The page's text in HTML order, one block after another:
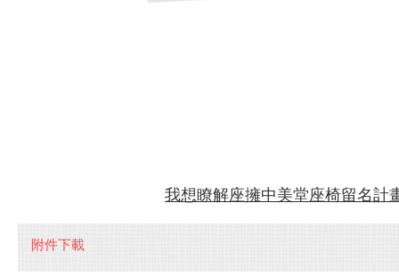
我想瞭解座擁中美堂座椅留名計
附件下載